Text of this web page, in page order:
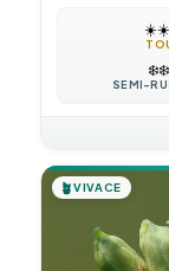
☀️
❄️❄️
SEMI-
🪴VIVACE